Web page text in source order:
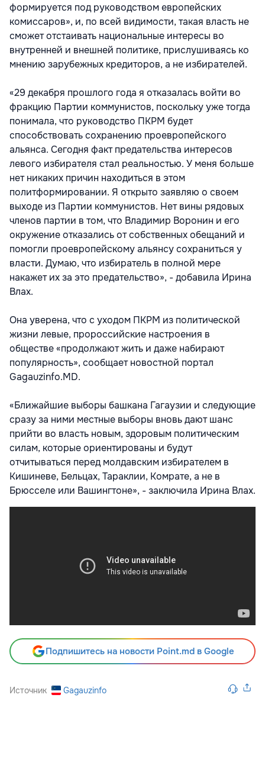
формируется под руководством европейских
комиссаров», и, по всей видимости, такая власть не
сможет отстаивать национальные интересы во
внутренней и внешней политике, прислушиваясь ко
мнению зарубежных кредиторов, а не избирателей.
«29 декабря прошлого года я отказалась войти во
фракцию Партии коммунистов, поскольку уже тогда
понимала, что руководство ПКРМ будет
способствовать сохранению проевропейского
альянса. Сегодня факт предательства интересов
левого избирателя стал реальностью. У меня больше
нет никаких причин находиться в этом
политформировании. Я открыто заявляю о своем
выходе из Партии коммунистов. Нет вины рядовых
членов партии в том, что Владимир Воронин и его
окружение отказались от собственных обещаний и
помогли проевропейскому альянсу сохраниться у
власти. Думаю, что избиратель в полной мере
накажет их за это предательство», - добавила Ирина
Влах.
Она уверена, что с уходом ПКРМ из политической
жизни левые, пророссийские настроения в
обществе «продолжают жить и даже набирают
популярность», сообщает новостной портал
Gagauzinfo.MD.
«Ближайшие выборы башкана Гагаузии и следующие
сразу за ними местные выборы вновь дают шанс
прийти во власть новым, здоровым политическим
силам, которые ориентированы и будут
отчитываться перед молдавским избирателем в
Кишиневе, Бельцах, Тараклии, Комрате, а не в
Брюсселе или Вашингтоне», - заключила Ирина Влах.
Подпишитесь на новости Point.md в Google
Источник Gagauzinfo